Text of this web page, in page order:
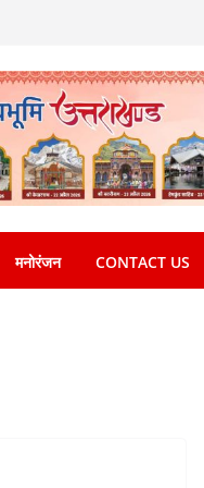
मनोरंजन CONTACT US